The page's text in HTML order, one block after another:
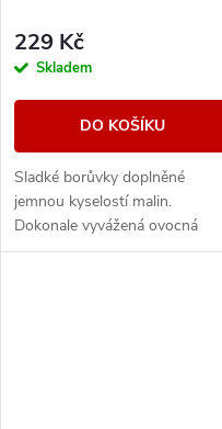
229 Kč
Skladem
DO KOŠÍKU
Sladké borůvky doplněné
jemnou kyselostí malin.
Dokonale vyvážená ovocná
směs, která kombinuje sladké i